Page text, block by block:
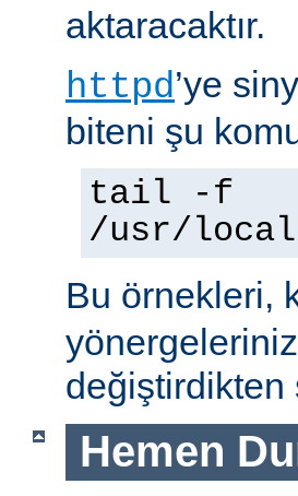
aktaracaktır.
httpd’ye
biteni şu
tail -f
/usr/
Bu örnekleri,
değiştirdikten
Hemen